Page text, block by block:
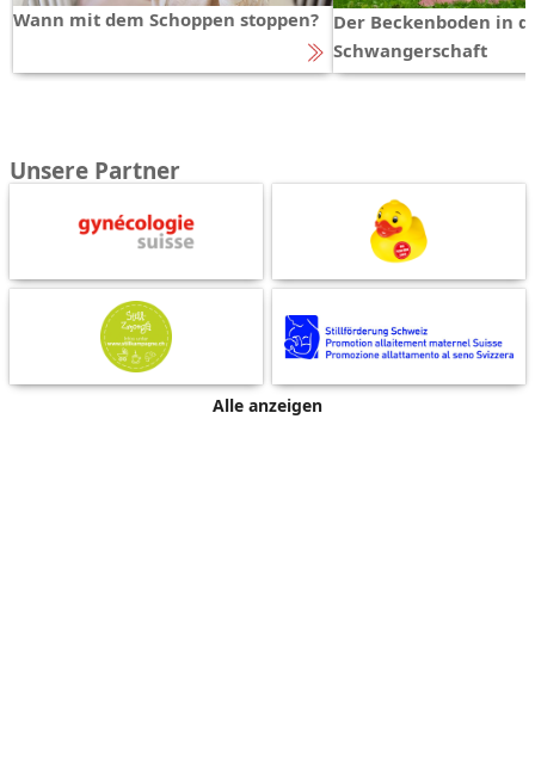
Wann mit dem Schoppen stoppen?
Der Beckenboden in
Schwangerschaft
Unsere Partner
Alle anzeigen